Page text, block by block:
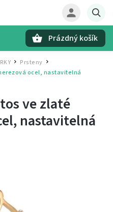
Prázdný košík
/ Prsteny
ocel, nastavitelná
ve zlaté
nastavitelná